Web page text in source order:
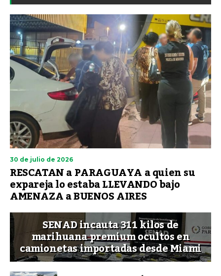
30 de julio de 2026
RESCATAN a PARAGUAYA a quien su
expareja lo estaba LLEVANDO bajo
AMENAZA a BUENOS AIRES
SENAD incauta 311 kilos de
marihuana premium ocultos en
camionetas importadas desde Miami